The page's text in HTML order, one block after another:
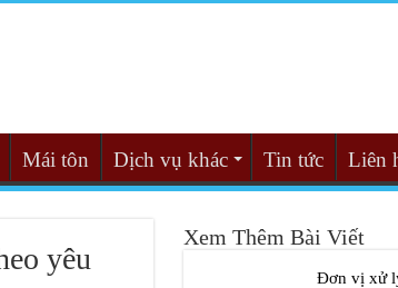
Mái tôn Dịch vụ khác Tin tức Liên
yêu
Xem Thêm Bài Viết
Đơn vị xử